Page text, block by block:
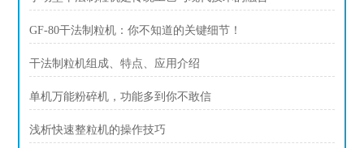
GF-80干法制粒机：你不知道的关键细节！
干法制粒机组成、特点、应用介绍
单机万能粉碎机，功能多到你不敢信
浅析快速整粒机的操作技巧